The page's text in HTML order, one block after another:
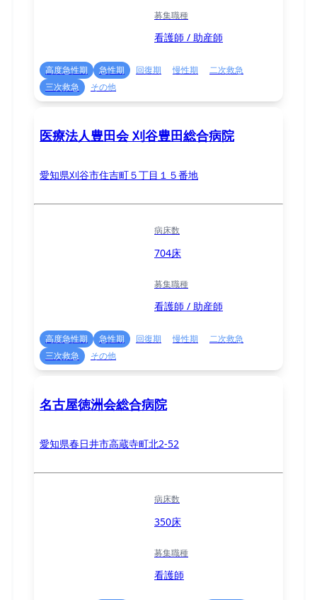
募集職種
看護師 / 助産師
高度急性期 急性期 回復期 慢性期
二次救急
三次救急
その他
医療法人豊田会 刈谷豊田総合病院
愛知県刈谷市住吉町５丁目１５番地
病床数
704床
募集職種
看護師 / 助産師
高度急性期 急性期 回復期 慢性期
二次救急
三次救急
その他
名古屋徳洲会総合病院
愛知県春日井市高蔵寺町北2-52
病床数
350床
募集職種
看護師